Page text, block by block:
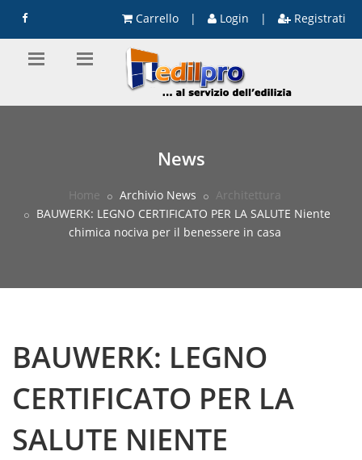
Carrello | Login | Registrati
News
Home Archivio News
Architettura
BAUWERK: LEGNO CERTIFICATO PER LA SALUTE Niente
chimica nociva per il benessere in casa
BAUWERK: LEGNO
CERTIFICATO PER LA
SALUTE NIENTE